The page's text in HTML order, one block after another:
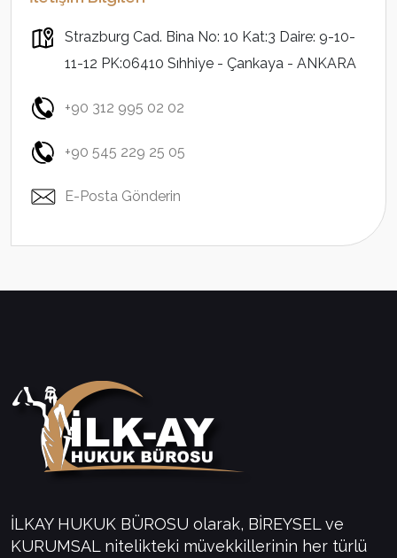
Strazburg Cad. Bina No: 10 Kat:3 Daire: 9-10-
11-12 PK:06410 Sıhhiye - Çankaya - ANKARA
+90 312 995 02 02
+90 545 229 25 05
E-Posta Gönderin
İLKAY HUKUK BÜROSU olarak, BİREYSEL ve
KURUMSAL nitelikteki müvekkillerinin her türlü